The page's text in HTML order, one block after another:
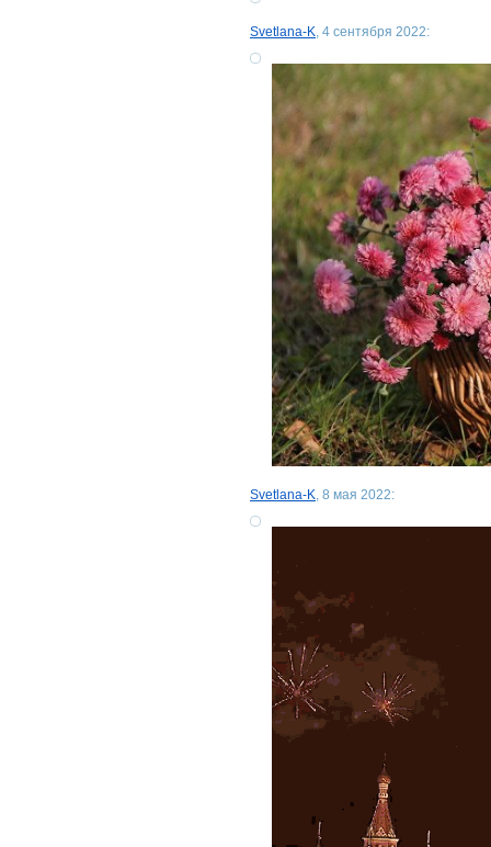
Svetlana-K, 4 сентября 2022:
Svetlana-K, 8 мая 2022: